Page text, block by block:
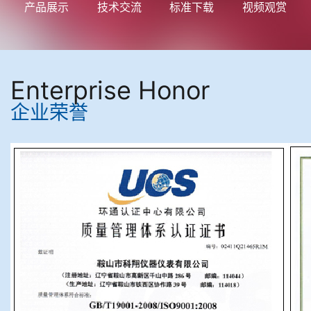
产品展示 技术交流 标准下载 视频观赏
Enterprise Honor
企业荣誉